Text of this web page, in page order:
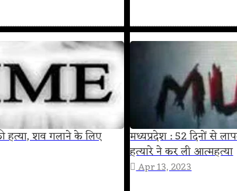
हत्या, शव गलाने के लिए
मध्यप्रदेश : 52 दिनों से
हत्‍यारे ने कर ली आत्‍महत्‍या
Apr 13, 2023